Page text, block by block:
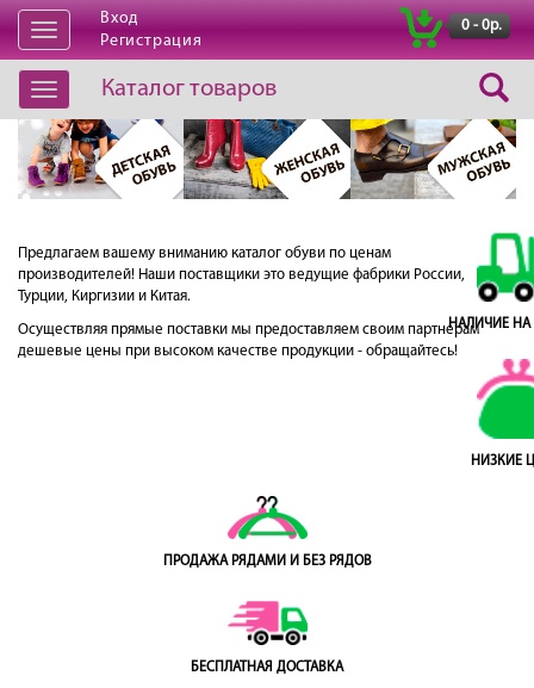
Открыть
навигацию
Вход
Регистрация
0 - 0р.
Открыть
навигацию
Каталог товаров
Обувь оптом в Иркутске от
«Красотка Маркет»
Предлагаем вашему вниманию каталог обуви по ценам
производителей! Наши поставщики это ведущие фабрики России,
Турции, Киргизии и Китая.
Осуществляя прямые поставки мы предоставляем своим партнерам
дешевые цены при высоком качестве продукции - обращайтесь!
НАЛИЧИЕ НА
НИЗКИЕ
ПРОДАЖА РЯДАМИ И БЕЗ РЯДОВ
БЕСПЛАТНАЯ ДОСТАВКА